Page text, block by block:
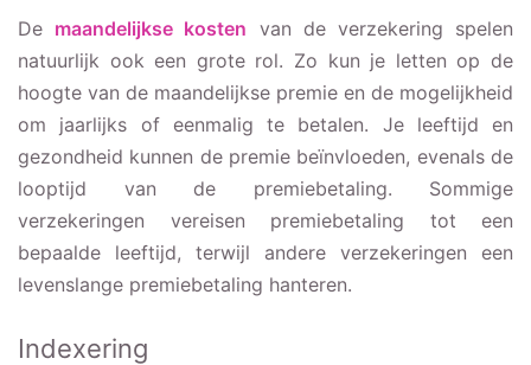
De maandelijkse kosten van de verzekering spelen
natuurlijk ook een grote rol. Zo kun je letten op de
hoogte van de maandelijkse premie en de mogelijkheid
om jaarlijks of eenmalig te betalen. Je leeftijd en
gezondheid kunnen de premie beïnvloeden, evenals de
looptijd van de premiebetaling. Sommige
verzekeringen vereisen premiebetaling tot een
bepaalde leeftijd, terwijl andere verzekeringen een
levenslange premiebetaling hanteren.
Indexering